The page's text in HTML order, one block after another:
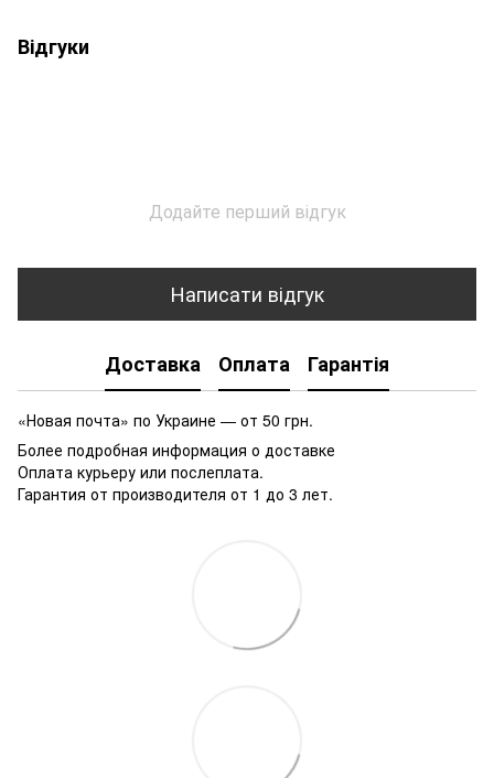
Відгуки
Додайте перший відгук
Написати відгук
Доставка Оплата Гарантія
«Новая почта» по Украине — от 50 грн.
Более подробная информация о доставке
Оплата курьеру или послеплата.
Гарантия от производителя от 1 до 3 лет.